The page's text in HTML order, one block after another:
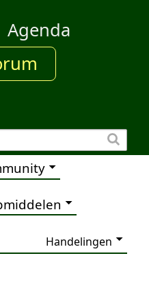
Agenda
Handelingen